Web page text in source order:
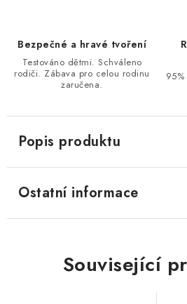
Bezpečné a hravé tvoření
Testováno dětmi. Schváleno
rodiči. Zábava pro celou rodinu
zaručena.
Popis produktu
Ostatní informace
Související